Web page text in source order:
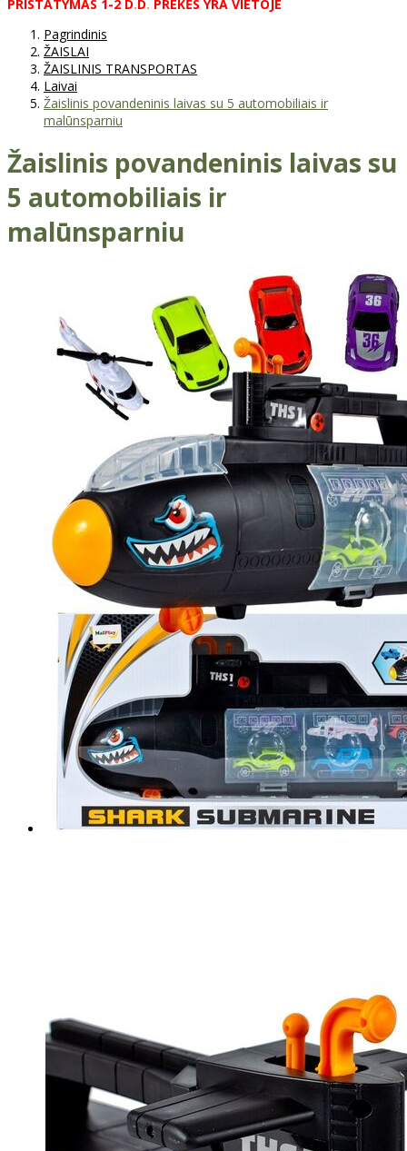
PRISTATYMAS 1-2 D. D. PREKĖS YRA VIETOJE
Pagrindinis
ŽAISLAI
ŽAISLINIS TRANSPORTAS
Laivai
Žaislinis povandeninis laivas su 5 automobiliais ir
malūnsparniu
Žaislinis povandeninis laivas su
5 automobiliais ir
malūnsparniu